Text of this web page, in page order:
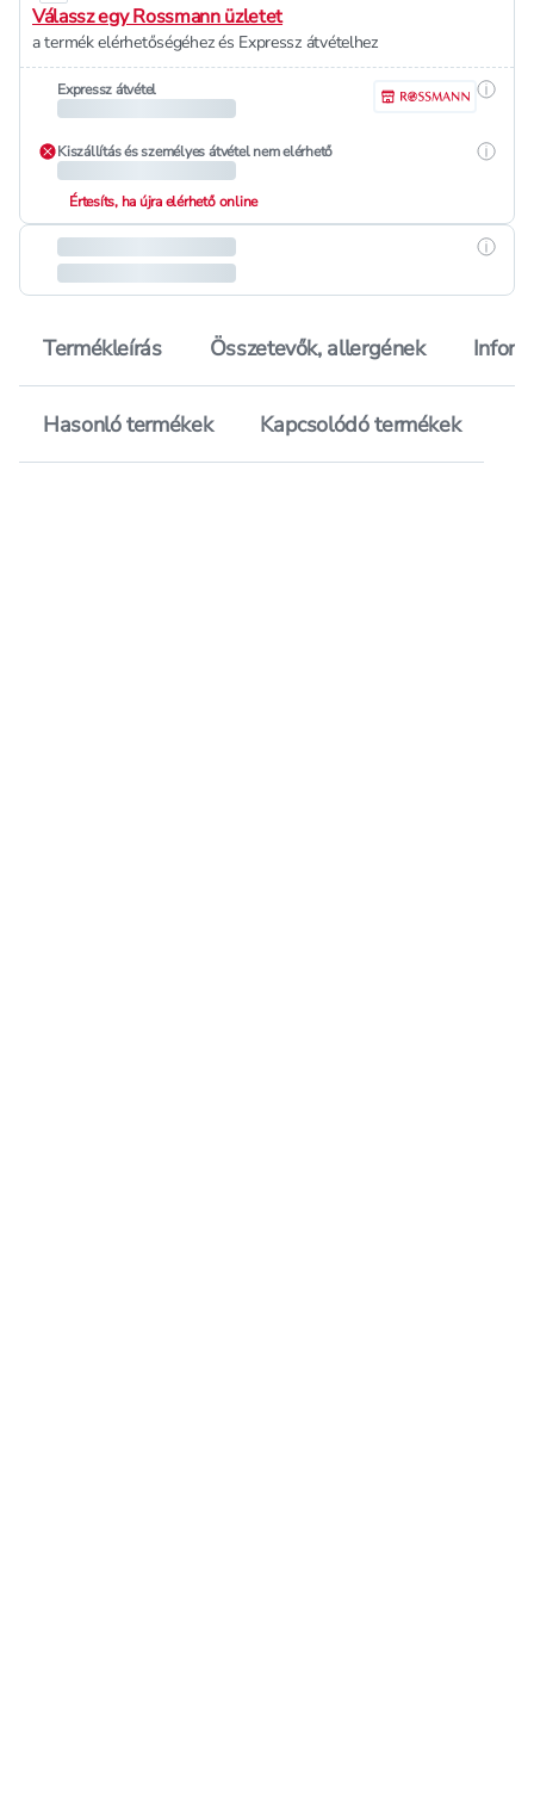
Válassz egy Rossmann üzletet
a termék elérhetőségéhez és Expressz átvételhez
Expressz átvétel
Kiszállítás és személyes átvétel nem elérhető
Értesíts, ha újra elérhető online
Termékleírás Összetevők, allergének
Hasonló termékek Kapcsolódó termékek